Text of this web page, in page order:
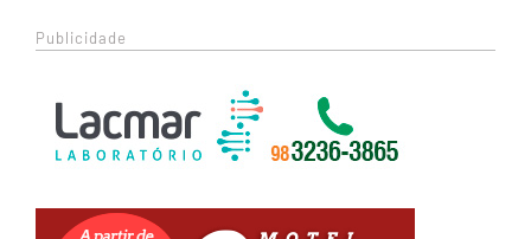
Publicidade